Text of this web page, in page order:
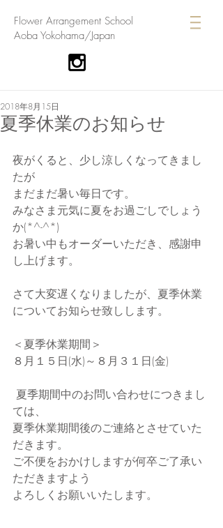
​Flower Arrangement School
Aoba Yokohama/Japan
夏季休業のお知らせ
2018年8月15日
夜がくると、少し涼しくなってきまし
たが
まだまだ暑い毎日です。
みなさま元気に夏をお過ごしでしょう
か(*^-^*)
お暑い中もオーダーいただき、感謝申
し上げます。
さて大変遅くなりましたが、夏季休業
についてお知らせ致しします。
＜夏季休業期間＞
８月１５日(水)～８月３１日(金)
ては、
夏季休業期間後のご連絡とさせていた
だきます。
ご不便をおかけしますが何卒ご了承い
ただきますよう
よろしくお願いいたします。